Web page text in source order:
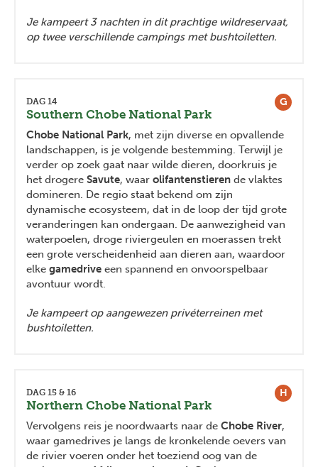
Je kampeert 3 nachten in dit prachtige wildreservaat,
op twee verschillende campings met bushtoiletten.
G
DAG 14
Southern Chobe National Park
Chobe National Park, met zijn diverse en opvallende
landschappen, is je volgende bestemming. Terwijl je
verder op zoek gaat naar wilde dieren, doorkruis je
het drogere Savute, waar olifantenstieren de vlaktes
domineren. De regio staat bekend om zijn
dynamische ecosysteem, dat in de loop der tijd grote
veranderingen kan ondergaan. De aanwezigheid van
waterpoelen, droge riviergeulen en moerassen trekt
een grote verscheidenheid aan dieren aan, waardoor
elke gamedrive een spannend en onvoorspelbaar
avontuur wordt.
Je kampeert op aangewezen privéterreinen met
bushtoiletten.
H
DAG 15 & 16
Northern Chobe National Park
Vervolgens reis je noordwaarts naar de Chobe River,
waar gamedrives je langs de kronkelende oevers van
de rivier voeren onder het toeziend oog van de